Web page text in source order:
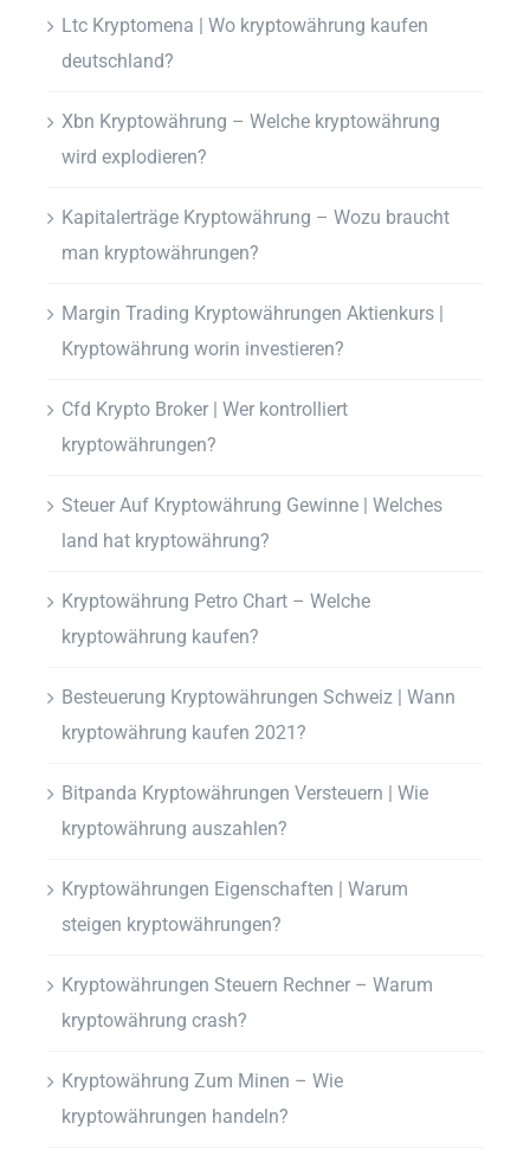
Ltc Kryptomena | Wo kryptowährung kaufen
deutschland?
Xbn Kryptowährung – Welche kryptowährung
wird explodieren?
Kapitalerträge Kryptowährung – Wozu braucht
man kryptowährungen?
Margin Trading Kryptowährungen Aktienkurs |
Kryptowährung worin investieren?
Cfd Krypto Broker | Wer kontrolliert
kryptowährungen?
Steuer Auf Kryptowährung Gewinne | Welches
land hat kryptowährung?
Kryptowährung Petro Chart – Welche
kryptowährung kaufen?
Besteuerung Kryptowährungen Schweiz | Wann
kryptowährung kaufen 2021?
Bitpanda Kryptowährungen Versteuern | Wie
kryptowährung auszahlen?
Kryptowährungen Eigenschaften | Warum
steigen kryptowährungen?
Kryptowährungen Steuern Rechner – Warum
kryptowährung crash?
Kryptowährung Zum Minen – Wie
kryptowährungen handeln?